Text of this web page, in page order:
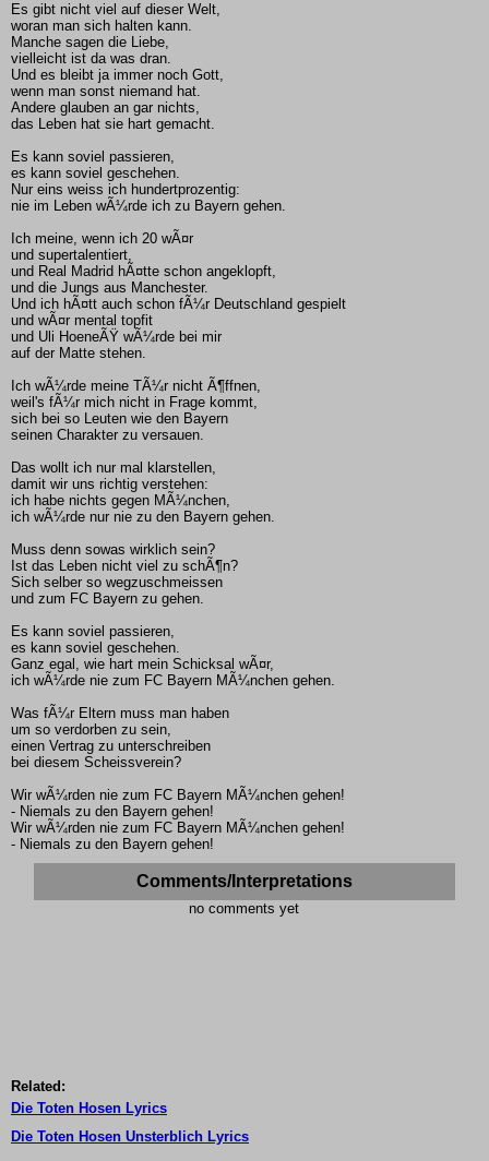
Es gibt nicht viel auf dieser Welt,
woran man sich halten kann.
Manche sagen die Liebe,
vielleicht ist da was dran.
Und es bleibt ja immer noch Gott,
wenn man sonst niemand hat.
Andere glauben an gar nichts,
das Leben hat sie hart gemacht.
Es kann soviel passieren,
es kann soviel geschehen.
Nur eins weiss ich hundertprozentig:
nie im Leben wÃ¼rde ich zu Bayern gehen.
Ich meine, wenn ich 20 wÃ¤r
und supertalentiert,
und Real Madrid hÃ¤tte schon angeklopft,
und die Jungs aus Manchester.
Und ich hÃ¤tt auch schon fÃ¼r Deutschland gespielt
und wÃ¤r mental topfit
und Uli HoeneÃŸ wÃ¼rde bei mir
auf der Matte stehen.
Ich wÃ¼rde meine TÃ¼r nicht Ã¶ffnen,
weil's fÃ¼r mich nicht in Frage kommt,
sich bei so Leuten wie den Bayern
seinen Charakter zu versauen.
Das wollt ich nur mal klarstellen,
damit wir uns richtig verstehen:
ich habe nichts gegen MÃ¼nchen,
ich wÃ¼rde nur nie zu den Bayern gehen.
Muss denn sowas wirklich sein?
Ist das Leben nicht viel zu schÃ¶n?
Sich selber so wegzuschmeissen
und zum FC Bayern zu gehen.
Es kann soviel passieren,
es kann soviel geschehen.
Ganz egal, wie hart mein Schicksal wÃ¤r,
ich wÃ¼rde nie zum FC Bayern MÃ¼nchen gehen.
Was fÃ¼r Eltern muss man haben
um so verdorben zu sein,
einen Vertrag zu unterschreiben
bei diesem Scheissverein?
Wir wÃ¼rden nie zum FC Bayern MÃ¼nchen gehen!
- Niemals zu den Bayern gehen!
Wir wÃ¼rden nie zum FC Bayern MÃ¼nchen gehen!
- Niemals zu den Bayern gehen!
Comments/Interpretations
no comments yet
Related:
Die Toten Hosen Lyrics
Die Toten Hosen Unsterblich Lyrics